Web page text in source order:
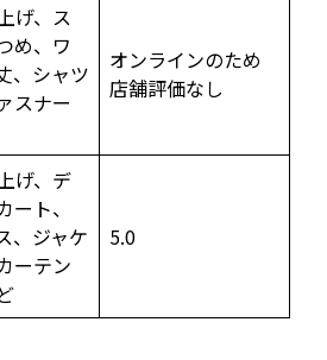
げ、ス
め、ワ
、シャツ
スナー
オンラインのため
店舗評価なし
げ、デ
ート、
、ジャケ
ーテン
5.0